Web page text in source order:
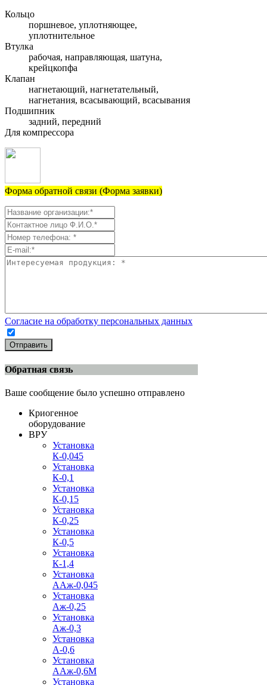
Кольцо
поршневое, уплотняющее,
уплотнительное
Втулка
рабочая, направляющая, шатуна,
крейцкопфа
Клапан
нагнетающий, нагнетательный,
нагнетания, всасывающий, всасывания
Подшипник
задний, передний
Для компрессора
Форма обратной связи (Форма заявки)
Согласие на обработку персональных данных
Отправить
Обратная связь
Ваше сообщение было успешно отправлено
Криогенное
оборудование
ВРУ
Установка
К-0,045
Установка
К-0,1
Установка
К-0,15
Установка
К-0,25
Установка
К-0,5
Установка
К-1,4
Установка
ААж-0,045
Установка
Аж-0,25
Установка
Аж-0,3
Установка
А-0,6
Установка
ААж-0,6М
Установка